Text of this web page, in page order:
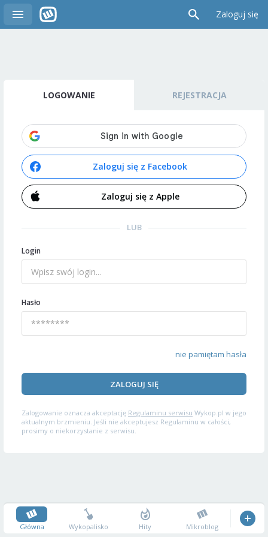
Zaloguj się
LOGOWANIE REJESTRACJA
Zaloguj się z Facebook
Zaloguj się z Apple
LUB
Login
Hasło
nie pamiętam hasła
ZALOGUJ SIĘ
Zalogowanie oznacza akceptację Regulaminu serwisu Wykop.pl w jego
aktualnym brzmieniu. Jeśli nie akceptujesz Regulaminu w całości,
prosimy o niekorzystanie z serwisu.
Główna Wykopalisko Hity Mikroblog